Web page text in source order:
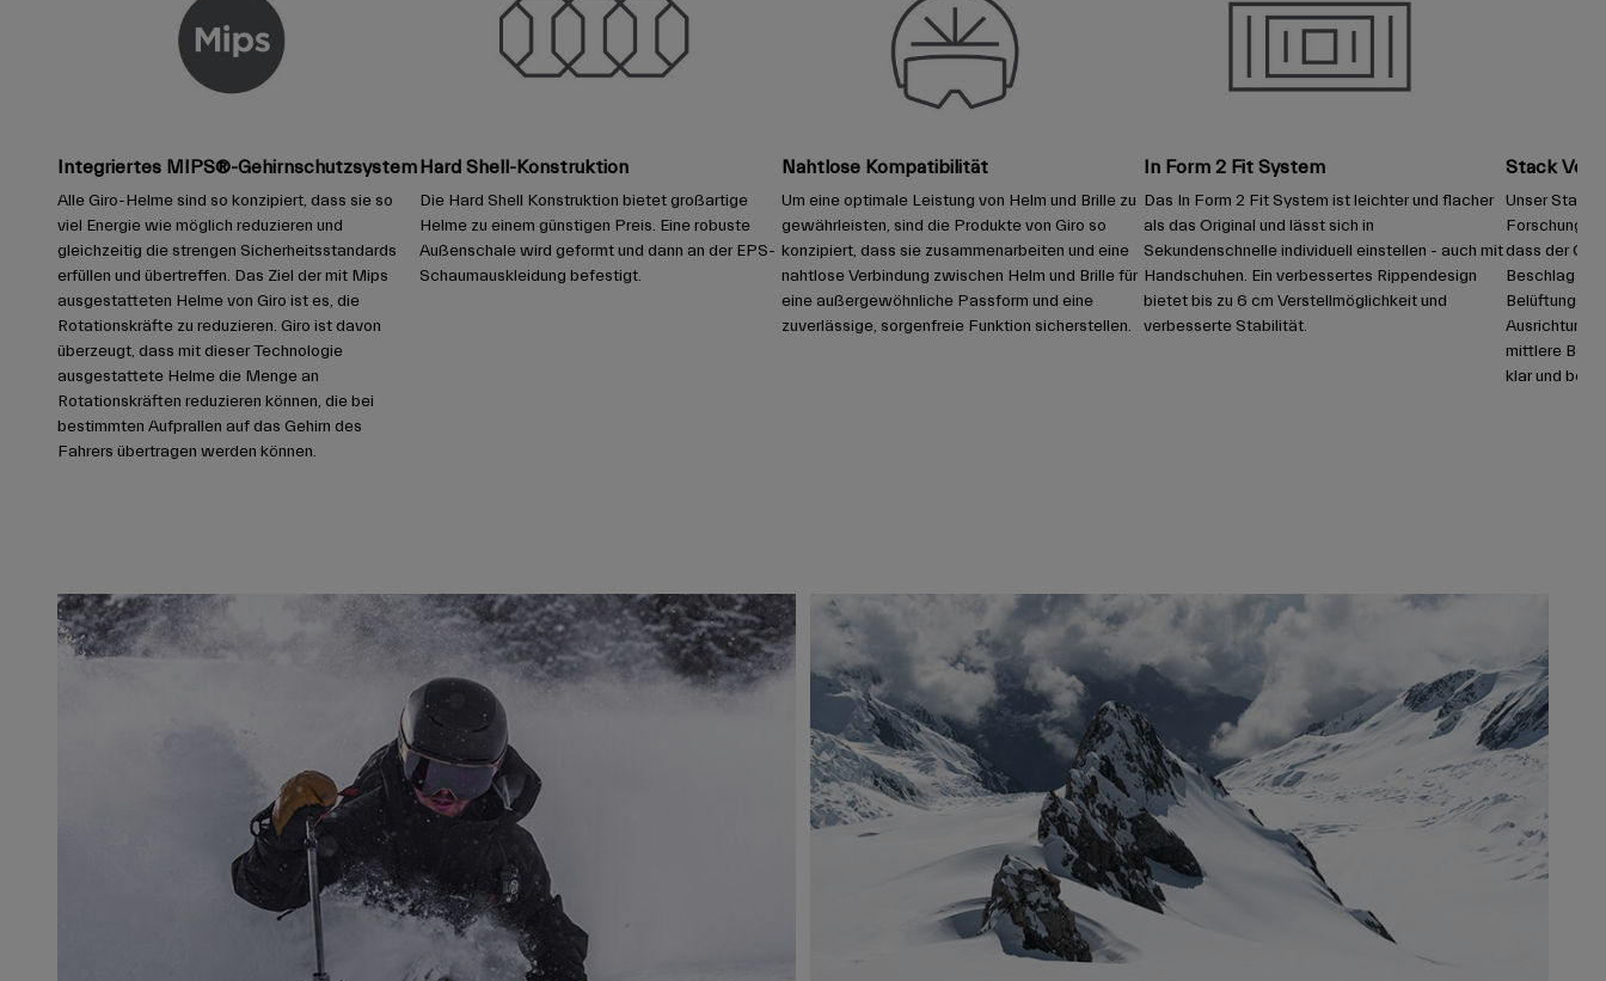
Integriertes MIPS®-Gehirnschutzsystem
Alle Giro-Helme sind so konzipiert, dass sie so
viel Energie wie möglich reduzieren und
gleichzeitig die strengen Sicherheitsstandards
erfüllen und übertreffen. Das Ziel der mit Mips
ausgestatteten Helme von Giro ist es, die
Rotationskräfte zu reduzieren. Giro ist davon
überzeugt, dass mit dieser Technologie
ausgestattete Helme die Menge an
Rotationskräften reduzieren können, die bei
bestimmten Aufprallen auf das Gehirn des
Fahrers übertragen werden können.
Hard Shell-Konstruktion
Die Hard Shell Konstruktion bietet großartige
Helme zu einem günstigen Preis. Eine robuste
Außenschale wird geformt und dann an der EPS-
Schaumauskleidung befestigt.
Nahtlose Kompatibilität
Um eine optimale Leistung von Helm und Brille zu
gewährleisten, sind die Produkte von Giro so
konzipiert, dass sie zusammenarbeiten und eine
nahtlose Verbindung zwischen Helm und Brille für
eine außergewöhnliche Passform und eine
zuverlässige, sorgenfreie Funktion sicherstellen.
In Form 2 Fit System
Das In Form 2 Fit System ist leichter und flacher
als das Original und lässt sich in
Sekundenschnelle individuell einstellen - auch mit
Handschuhen. Ein verbessertes Rippendesign
bietet bis zu 6 cm Verstellmöglichkeit und
verbesserte Stabilität.
Stack Vent
Unser Stack
dass der
Beschlag
Ausrichtung
mittlere
klar und